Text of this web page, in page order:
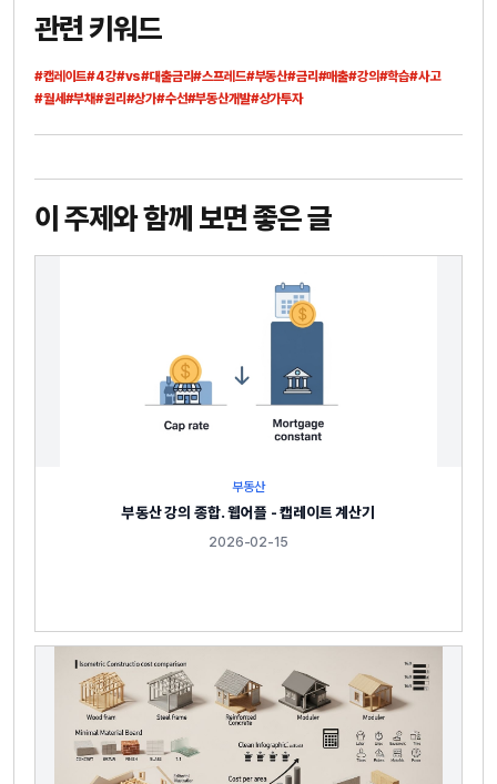
관련 키워드
#캡레이트#4강#vs#대출금리#스프레드#부동산#금리 #매출#강의#학습#사고
#월세 #부채#원리 #상가#수선#부동산개발#상가투자
이 주제와 함께 보면 좋은 글
부동산
부동산 강의 종합. 웹어플 - 캡레이트 계산기
2026-02-15